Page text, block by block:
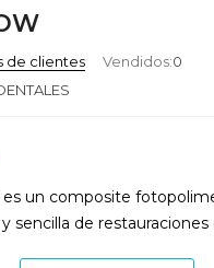
de clientes Vendidos:0
un composite
sencilla de